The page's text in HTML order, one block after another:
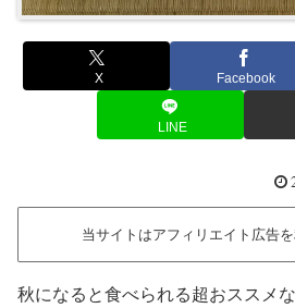
X Facebook
LINE
当サイトはアフィリエイト広告を
秋になると食べられる超おススメ